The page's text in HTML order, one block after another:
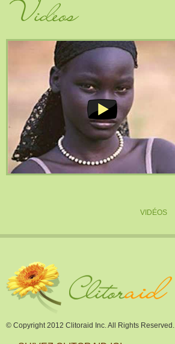
Vidéos
VIDÉOS
© Copyright 2012 Clitoraid Inc. All Rights Reserved.